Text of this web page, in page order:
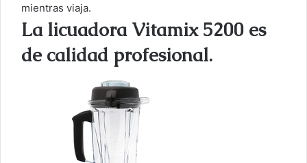
mientras viaja.
La licuadora Vitamix 5200 es
de calidad profesional.